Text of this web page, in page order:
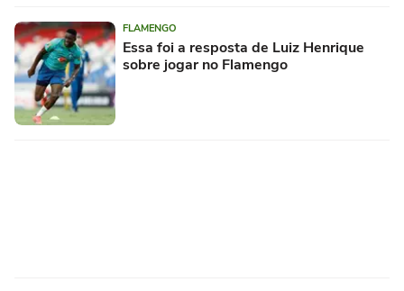
FLAMENGO
Essa foi a resposta de Luiz Henrique
sobre jogar no Flamengo